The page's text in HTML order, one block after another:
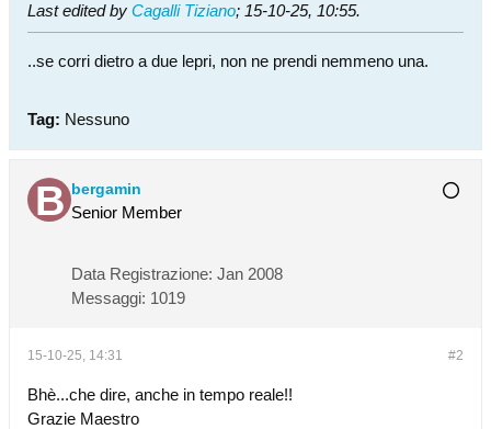
Last edited by Cagalli Tiziano; 15-10-25, 10:55.
..se corri dietro a due lepri, non ne prendi nemmeno una.
Tag: Nessuno
bergamin
Senior Member
Data Registrazione: Jan 2008
Messaggi: 1019
#2
15-10-25, 14:31
Bhè...che dire, anche in tempo reale!!
Grazie Maestro